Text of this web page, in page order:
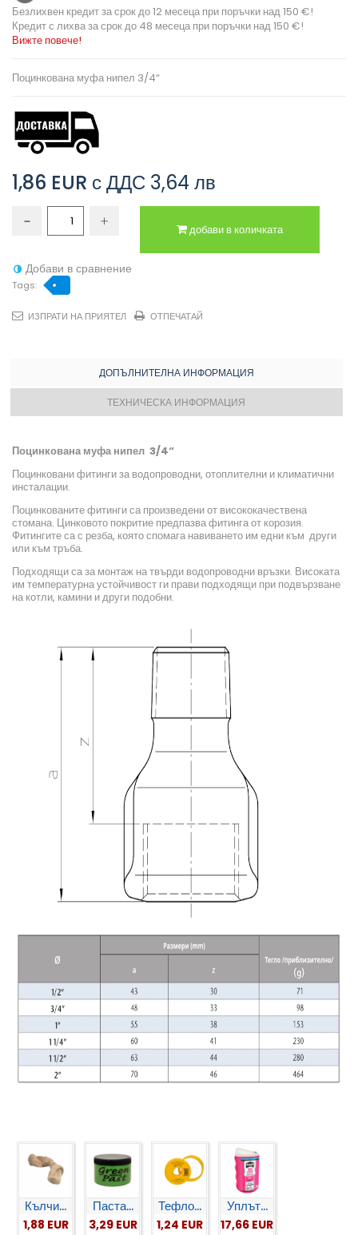
Безлихвен кредит за срок до 12 месеца при поръчки над 150 €!
Кредит с лихва за срок до 48 месеца при поръчки над 150 €!
Вижте повече!
Поцинкована муфа нипел 3/4“
1,86 EUR с ДДС 3,64 лв
добави в количката
Добави в сравнение
Tags:
ИЗПРАТИ НА ПРИЯТЕЛ ОТПЕЧАТАЙ
ДОПЪЛНИТЕЛНА ИНФОРМАЦИЯ
ТЕХНИЧЕСКА ИНФОРМАЦИЯ
Поцинкована муфа нипел 3/4“
Поцинковани фитинги за водопроводни, отоплителни и климатични
инсталации.
Поцинкованите фитинги са произведени от висококачествена
стомана. Цинковото покритие предпазва фитинга от корозия.
Фитингите са с резба, която спомага навиването им едни към други
или към тръба.
Подходящи са за монтаж на твърди водопроводни връзки. Високата
им температурна устойчивост ги прави подходящи при подвързване
на котли, камини и други подобни.
Кълчи...
1,88 EUR
Паста...
3,29 EUR
Тефло...
1,24 EUR
Уплът...
17,66 EUR